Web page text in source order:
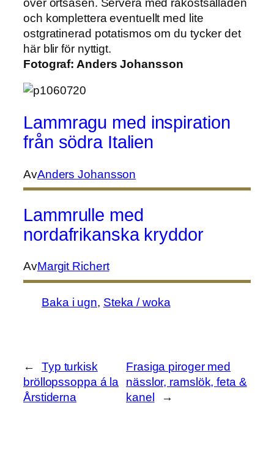
över örtsåsen. Servera med råkostsalladen
och komplettera eventuellt med lite
ostgratinerad potatismos om du tycker det
här blir för nyttigt.
Fotograf: Anders Johansson
Lammragu med inspiration
från södra Italien
AvAnders Johansson
Lammrulle med
nordafrikanska kryddor
AvMargit Richert
Baka i ugn, Steka / woka
←
Typ turkisk
bröllopssoppa á la
Årstiderna
Frasiga piroger med
nässlor, ramslök, feta &
kanel
→